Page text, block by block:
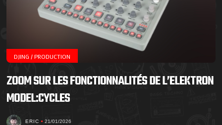
DJING / PRODUCTION
ZOOM SUR LES FONCTIONNALITÉS DE L’ELEKTRON
MODEL:CYCLES
ERIC 21/01/2026